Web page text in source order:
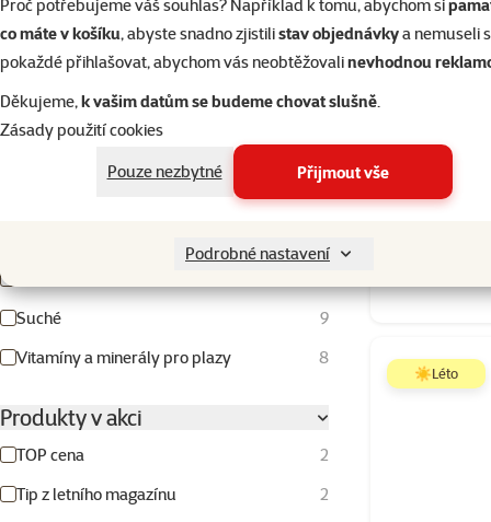
Proč potřebujeme váš souhlas? Například k tomu, abychom si
co máte v košíku, abyste snadno zjistilistav objednávkya nemuseli
pokaždé přihlašovat, abychom vás neobtěžovalinevhodnou
Děkujeme,k vašim datům se budeme chovat slušně.
Zásady použití cookies
Pouze nezbytné
Přijmout vše
Podrobné nastavení
100ml 1258ml
Typ krmiva
Doplňkové krmivo pro hmyzožravé plazy
Doplňkové krmivo pro plazy živící se
2
Suché
9
Vitamíny a minerály pro plazy
8
Produkty v akci
TOP cena
2
Tip z letního magazínu
2
Repti
☀️Léto